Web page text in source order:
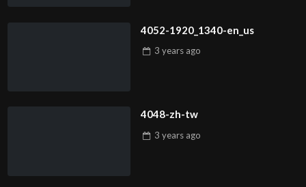
4052-1920_1340-en_us
3 years ago
4048-zh-tw
3 years ago